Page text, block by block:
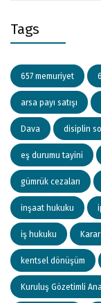
Tags
657 memuriyet
arsa payı satışı
Dava disiplin
eş durumu tayini
gümrük cezaları
inşaat hukuku
iş hukuku Karar
kentsel dönüşüm
Kuruluş Gözetimli